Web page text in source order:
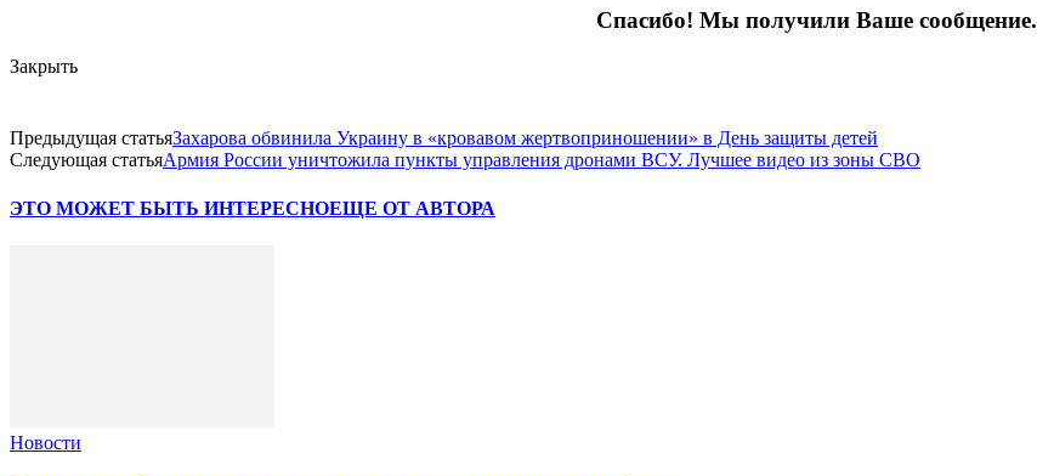
Спасибо! Мы получили Ваше сообщение.
Закрыть
Предыдущая статьяЗахарова обвинила Украину в «кровавом жертвоприношении» в День защиты детей
Следующая статьяАрмия России уничтожила пункты управления дронами ВСУ. Лучшее видео из зоны СВО
ЭТО МОЖЕТ БЫТЬ ИНТЕРЕСНОЕЩЕ ОТ АВТОРА
Новости